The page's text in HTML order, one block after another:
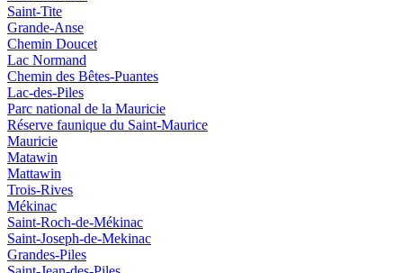
Saint-Tite
Grande-Anse
Chemin Doucet
Lac Normand
Chemin des Bêtes-Puantes
Lac-des-Piles
Parc national de la Mauricie
Réserve faunique du Saint‑Maurice
Mauricie
Matawin
Mattawin
Trois-Rives
Mékinac
Saint-Roch-de-Mékinac
Saint-Joseph-de-Mekinac
Grandes-Piles